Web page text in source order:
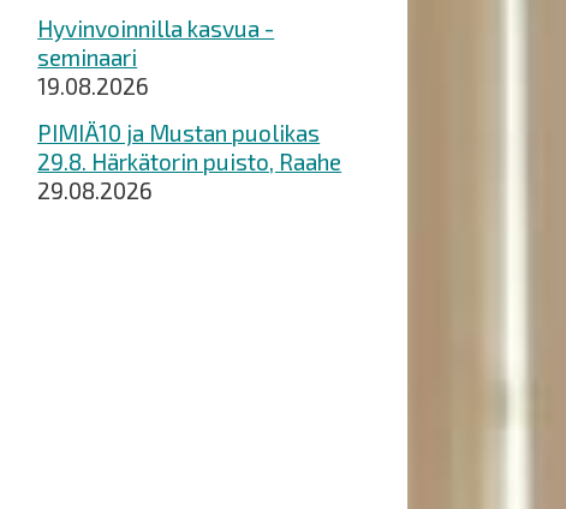
Hyvinvoinnilla kasvua -
seminaari
19.08.2026
PIMIÄ10 ja Mustan puolikas
29.8. Härkätorin puisto, Raahe
29.08.2026